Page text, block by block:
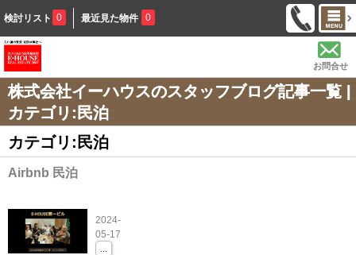
検討リスト 0 最近見た物件 0
お問合せ
株式会社イーハウスのスタッフブログ記事一覧 |
カテゴリ:民泊
カテゴリ:民泊
Airbnb 民泊
2024-
05-17
...